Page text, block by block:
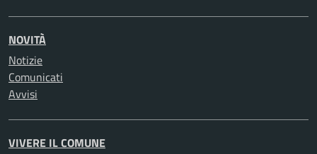
NOVITÀ
Notizie
Comunicati
Avvisi
VIVERE IL COMUNE